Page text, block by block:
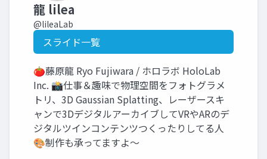
龍 lilea
@lileaLab
スライド一覧
🍅藤原龍 Ryo Fujiwara / ホロラボ HoloLab
Inc. 📸仕事＆趣味で物理空間をフォトグラメ
トリ、3D Gaussian Splatting、レーザースキ
ャンで3DデジタルアーカイブしてVRやARのデ
ジタルツインコンテンツつくったりしてる人
🎨制作も承ってますよ～